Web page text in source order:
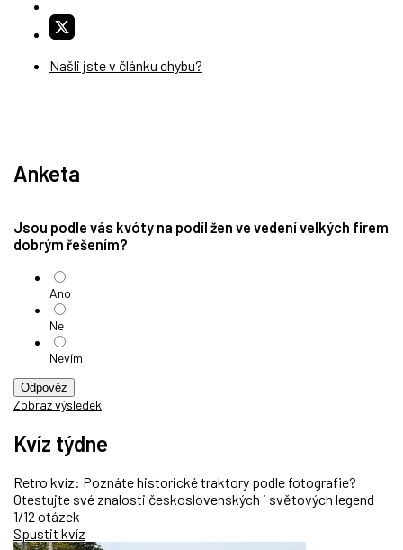
Našli jste v článku chybu?
Anketa
Jsou podle vás kvóty na podíl žen ve vedení velkých firem
dobrým řešením?
Ano
Ne
Nevím
Odpověz
Zobraz výsledek
Kvíz týdne
Retro kvíz: Poznáte historické traktory podle fotografie?
Otestujte své znalosti československých i světových legend
1/12 otázek
Spustit kvíz